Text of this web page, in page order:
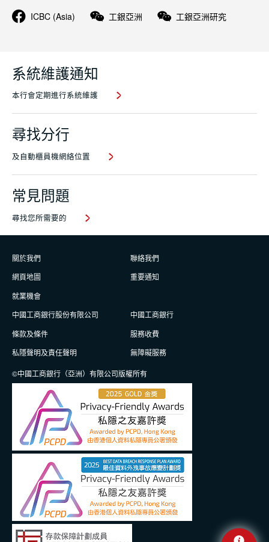
ICBC (Asia) 工銀亞洲 工銀亞洲研究
系統維護通知
本行會定期進行系統維護
尋找分行
及自動櫃員機網絡位置
常見問題
尋找您所需要的
關於我們
聯絡我們
網頁地圖
重要通知
就業機會
中國工商銀行股份有限公司
中國工商銀行
條款及條件
服務收費
私隱聲明及責任聲明
無障礙服務
©中國工商銀行（亞洲）有限公司版權所有